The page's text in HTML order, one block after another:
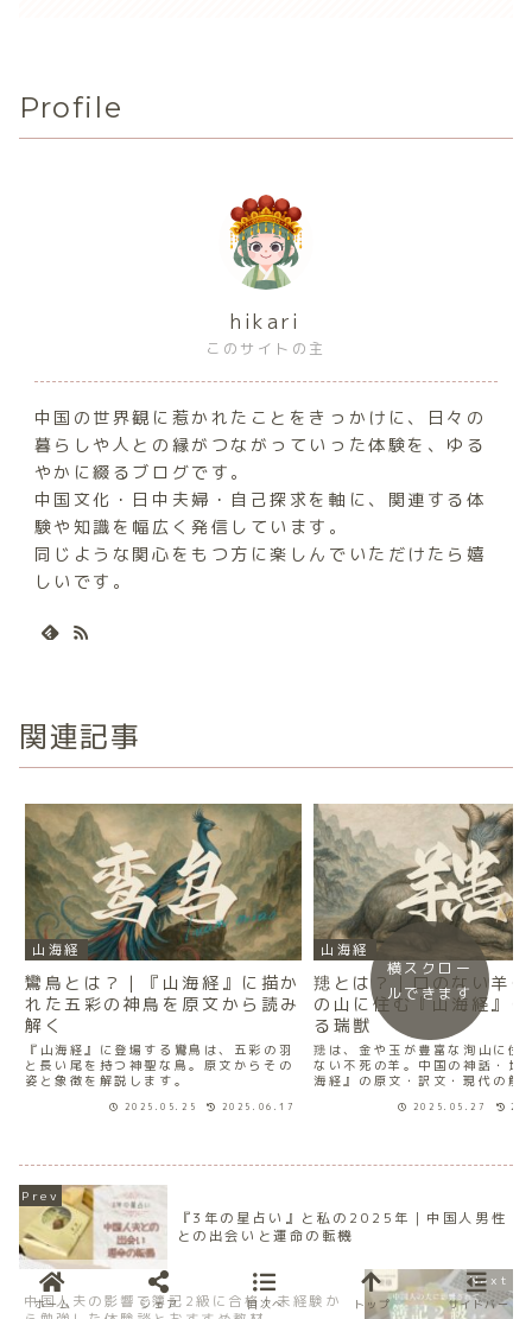
Profile
hikari
このサイトの主
中国の世界観に惹かれたことをきっかけに、日々の
暮らしや人との縁がつながっていった体験を、ゆる
やかに綴るブログです。
中国文化・日中夫婦・自己探求を軸に、関連する体
験や知識を幅広く発信しています。
同じような関心をもつ方に楽しんでいただけたら嬉
しいです。
関連記事
山海経
鸞鳥とは？｜『山海経』に描か
れた五彩の神鳥を原文から読み
解く
『山海経』に登場する鸞鳥は、五彩の羽
と長い尾を持つ神聖な鳥。原文からその
姿と象徴を解説します。
2025.05.25 2025.06.17
山海経
䍺とは？｜口のない羊
の山に住む『山海経』
る瑞獣
䍺は、金や玉が豊富な洵山に住
ない不死の羊。中国の神話・地
海経』の原文・訳文・現代の解
2025.05.27
横スクロー
ルできます
『3年の星占い』と私の2025年｜中国人男性
との出会いと運命の転機
中国人夫の影響で簿記2級に合格！未経験か
ホーム シェア 目次へ トップ サイドバー